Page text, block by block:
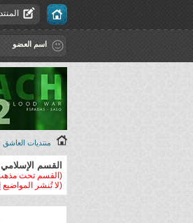
منتديات العاشق
القسم الإسلامي
(القسم تحت
(لا تُنشر المواضيع